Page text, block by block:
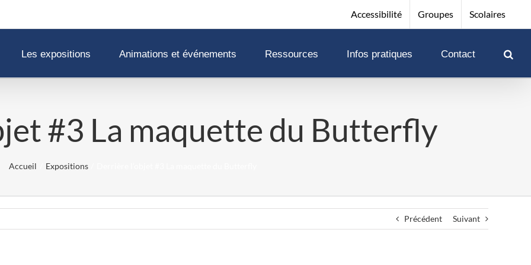
Accessibilité Groupes Scolaires
Les expositions Animations et événements Ressources Infos pratiques Contact
#3 La maquette du Butterfly
Accueil Expositions
Précédent Suivant